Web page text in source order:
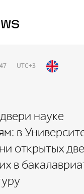
UTC+3
науке
в
открытых
в